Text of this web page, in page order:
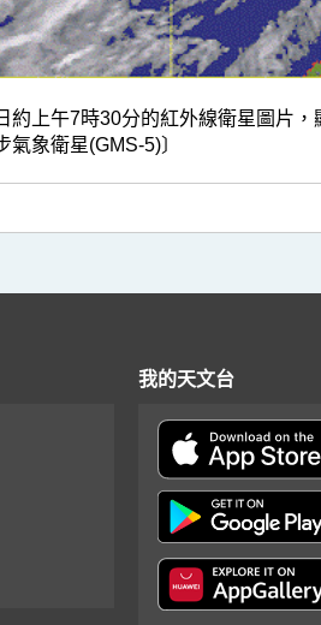
約上午7時30分的紅外線衛星圖片
象衛星(GMS-5)〕
我的天文台